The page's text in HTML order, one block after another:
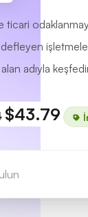
ticari
adıyla
$43.79